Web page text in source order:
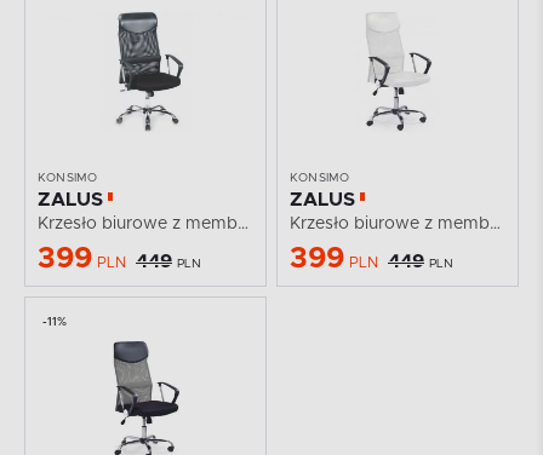
KONSIMO
ZALUS
Krzesło biurowe z membraną czarne
399 PLN 449 PLN
KONSIMO
ZALUS
Krzesło biurowe z membraną białe
399 PLN 449 PLN
-11%